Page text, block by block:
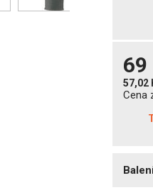
69
57,02
Cena